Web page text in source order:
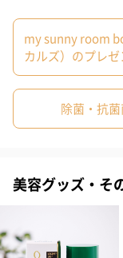
次亜塩素酸ナトリ
次亜塩素酸ナトリウ
菌・抗菌力！３０秒
その抗菌力は７日間
瞬間的に悪臭の原因
除菌・消臭力と安全
my sunny room
カルズ）のプレ
除菌・抗
美容グッズ・そ